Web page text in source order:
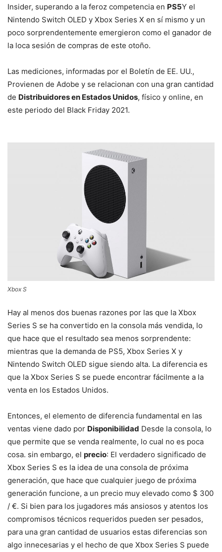
Insider, superando a la feroz competencia en PS5Y el
Nintendo Switch OLED y Xbox Series X en sí mismo y un
poco sorprendentemente emergieron como el ganador de
la loca sesión de compras de este otoño.
Las mediciones, informadas por el Boletín de EE. UU.,
Provienen de Adobe y se relacionan con una gran cantidad
de Distribuidores en Estados Unidos, físico y online, en
este periodo del Black Friday 2021.
Xbox S
Hay al menos dos buenas razones por las que la Xbox
Series S se ha convertido en la consola más vendida, lo
que hace que el resultado sea menos sorprendente:
mientras que la demanda de PS5, Xbox Series X y
Nintendo Switch OLED sigue siendo alta. La diferencia es
que la Xbox Series S se puede encontrar fácilmente a la
venta en los Estados Unidos.
Entonces, el elemento de diferencia fundamental en las
ventas viene dado por Disponibilidad Desde la consola, lo
que permite que se venda realmente, lo cual no es poca
cosa. sin embargo, el precio: El verdadero significado de
Xbox Series S es la idea de una consola de próxima
generación, que hace que cualquier juego de próxima
generación funcione, a un precio muy elevado como $ 300
/ €. Si bien para los jugadores más ansiosos y atentos los
compromisos técnicos requeridos pueden ser pesados,
para una gran cantidad de usuarios estas diferencias son
algo innecesarias y el hecho de que Xbox Series S puede